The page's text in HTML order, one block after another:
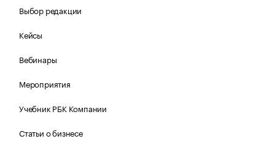
Выбор редакции
Кейсы
Вебинары
Мероприятия
Учебник РБК Компании
Статьи о бизнесе